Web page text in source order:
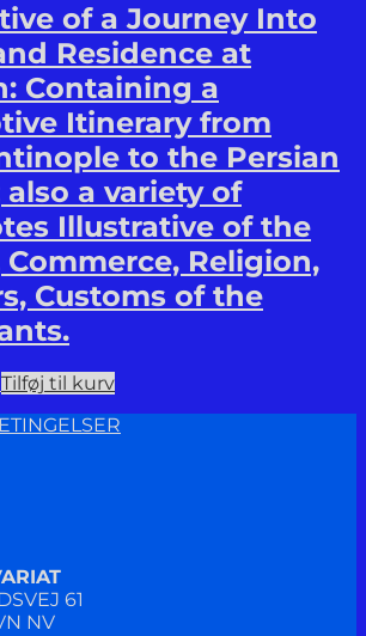
of a Journey Into
Residence at
Containing a
Itinerary from
to the Persian
also a variety of
Illustrative of the
Commerce, Religion,
Customs of the
Tilføj til kurv
61
NV